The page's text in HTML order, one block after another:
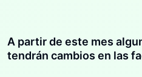
A partir de este mes
tendrán cambios en las